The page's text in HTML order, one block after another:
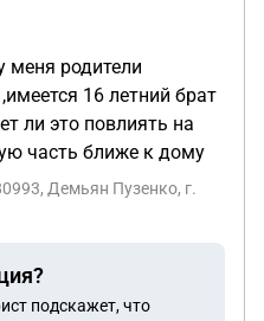
денежки не было
меня родители
16 летний брат
ли это повлиять на
часть ближе к дому
Демьян Пузенко, г.
подскажет, что